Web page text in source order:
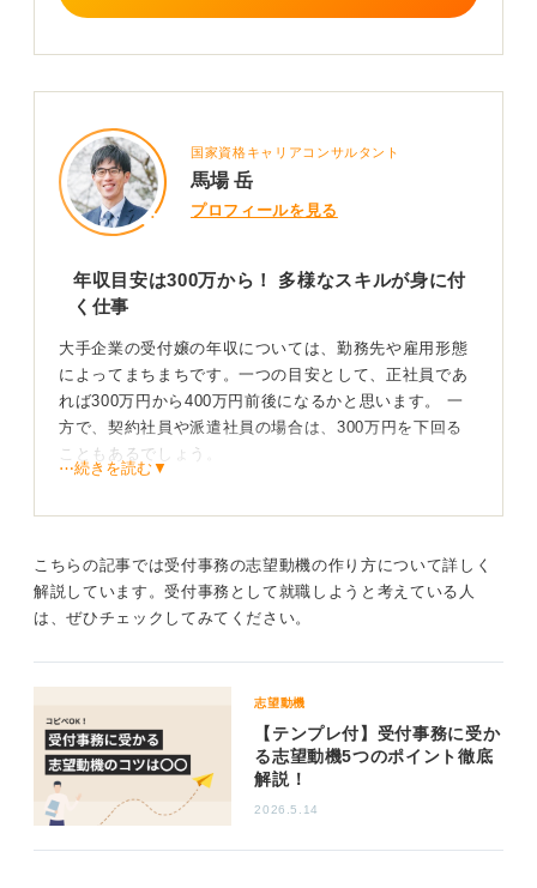
めてきた経験を活かし、他の接客関係の職種でキャリア
し、ある程度年齢を重ねたら、より若い人に交代させ、
ベテランは総務や広報といったバックエンド（後方業
務）に配置転換させる、というのが当たり前でした。
ただ、今もそうした運用をしているかは正直怪しいとこ
っているのではないかと推測します。
国家資格キャリアコンサルタント
馬場 岳
プロフィールを見る
年収目安は300万から！ 多様なスキルが身に付
く仕事
大手企業の受付嬢の年収については、勤務先や雇用形態
によってまちまちです。一つの目安として、正社員であ
れば300万円から400万円前後になるかと思います。 一
方で、契約社員や派遣社員の場合は、300万円を下回る
こともあるでしょう。
るため、高い接遇力、社内外との調整能力、そして効率
れます。これらのスキルは、他の業種や職種でも評価さ
れるポイントです。
安定性やそのなかにある成長の機会が魅力
年収自体は低めというイメージがあるかもしれません
が、年収だけに目を向けるべきではありません。受付を
⋯続きを読む▼
こちらの記事では受付事務の志望動機の作り方について詳しく
解説しています。受付事務として就職しようと考えている人
は、ぜひチェックしてみてください。
志望動機
【テンプレ付】受付事務に受か
る志望動機5つのポイント徹底
解説！
2026.5.14